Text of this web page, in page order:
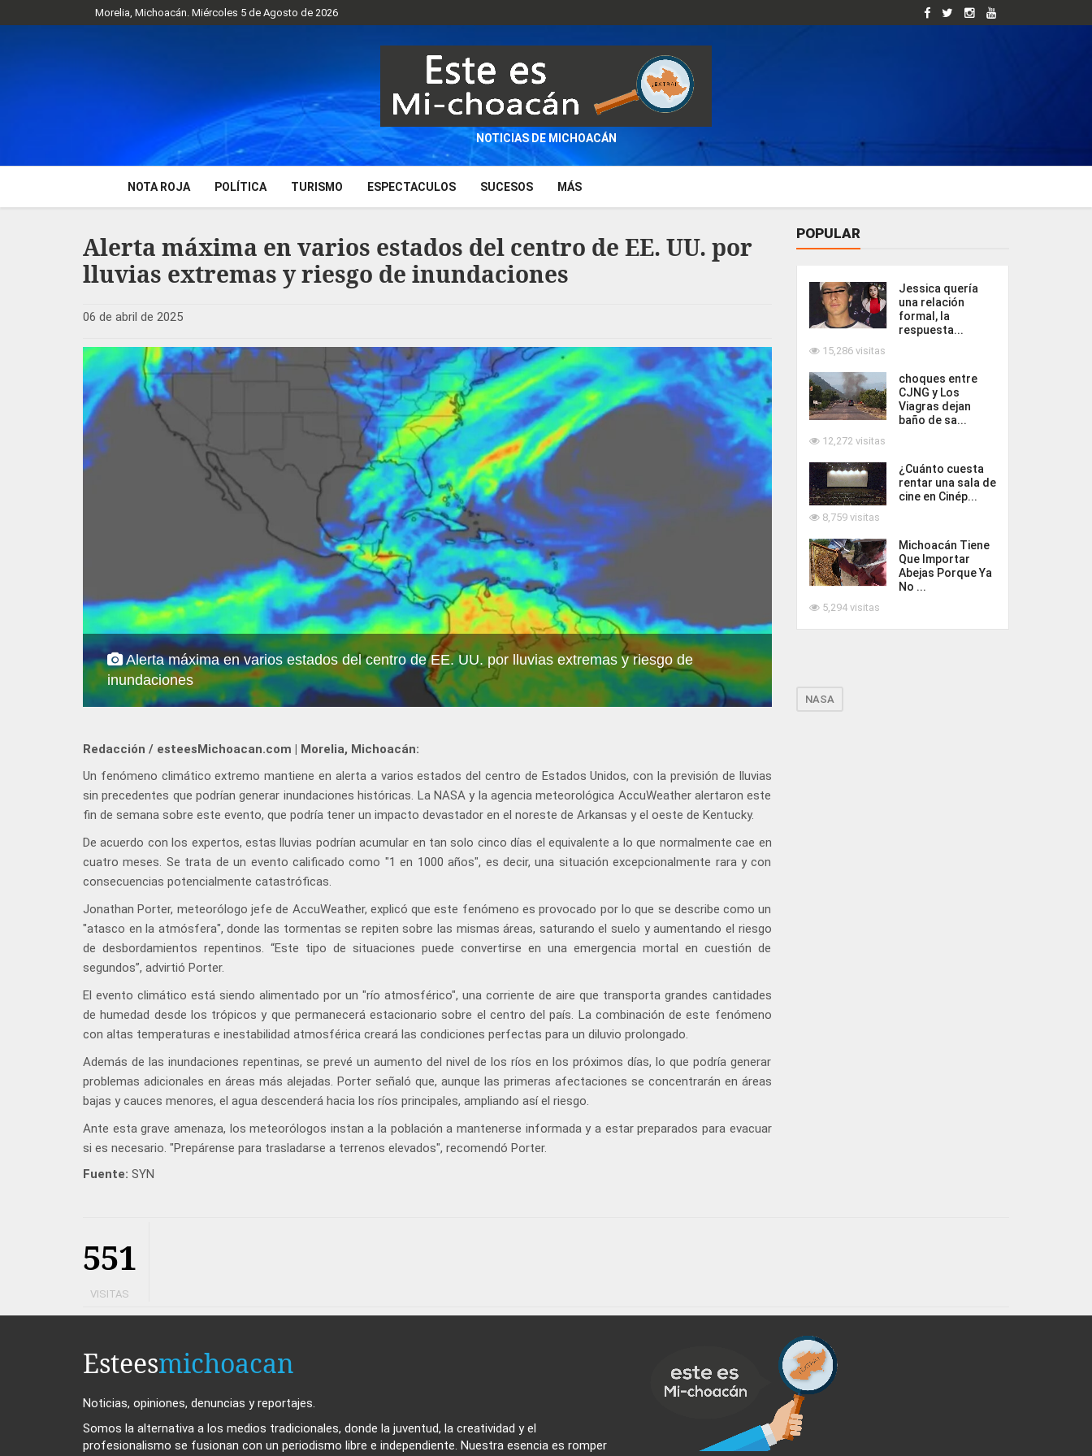
Morelia, Michoacán. Miércoles 5 de Agosto de 2026
NOTICIAS DE MICHOACÁN
NOTA ROJA POLÍTICA TURISMO ESPECTACULOS SUCESOS MÁS
Alerta máxima en varios estados del centro de EE. UU. por
lluvias extremas y riesgo de inundaciones
06 de abril de 2025
Alerta máxima en varios estados del centro de EE. UU. por lluvias extremas y riesgo de
inundaciones
Redacción / esteesMichoacan.com | Morelia, Michoacán:
Un fenómeno climático extremo mantiene en alerta a varios estados del centro de Estados Unidos, con la previsión de lluvias
sin precedentes que podrían generar inundaciones históricas. La NASA y la agencia meteorológica AccuWeather alertaron este
fin de semana sobre este evento, que podría tener un impacto devastador en el noreste de Arkansas y el oeste de Kentucky.
De acuerdo con los expertos, estas lluvias podrían acumular en tan solo cinco días el equivalente a lo que normalmente cae en
cuatro meses. Se trata de un evento calificado como "1 en 1000 años", es decir, una situación excepcionalmente rara y con
consecuencias potencialmente catastróficas.
Jonathan Porter, meteorólogo jefe de AccuWeather, explicó que este fenómeno es provocado por lo que se describe como un
"atasco en la atmósfera", donde las tormentas se repiten sobre las mismas áreas, saturando el suelo y aumentando el riesgo
de desbordamientos repentinos. “Este tipo de situaciones puede convertirse en una emergencia mortal en cuestión de
segundos”, advirtió Porter.
El evento climático está siendo alimentado por un "río atmosférico", una corriente de aire que transporta grandes cantidades
de humedad desde los trópicos y que permanecerá estacionario sobre el centro del país. La combinación de este fenómeno
con altas temperaturas e inestabilidad atmosférica creará las condiciones perfectas para un diluvio prolongado.
Además de las inundaciones repentinas, se prevé un aumento del nivel de los ríos en los próximos días, lo que podría generar
problemas adicionales en áreas más alejadas. Porter señaló que, aunque las primeras afectaciones se concentrarán en áreas
bajas y cauces menores, el agua descenderá hacia los ríos principales, ampliando así el riesgo.
Ante esta grave amenaza, los meteorólogos instan a la población a mantenerse informada y a estar preparados para evacuar
si es necesario. "Prepárense para trasladarse a terrenos elevados", recomendó Porter.
Fuente: SYN
POPULAR
Jessica quería
una relación
formal, la
respuesta...
15,286 visitas
choques entre
CJNG y Los
Viagras dejan
baño de sa...
12,272 visitas
¿Cuánto cuesta
rentar una sala de
cine en Cinép...
8,759 visitas
Michoacán Tiene
Que Importar
Abejas Porque Ya
No ...
5,294 visitas
NASA
551
VISITAS
Esteesmichoacan
Noticias, opiniones, denuncias y reportajes.
Somos la alternativa a los medios tradicionales, donde la juventud, la creatividad y el
profesionalismo se fusionan con un periodismo libre e independiente. Nuestra esencia es romper